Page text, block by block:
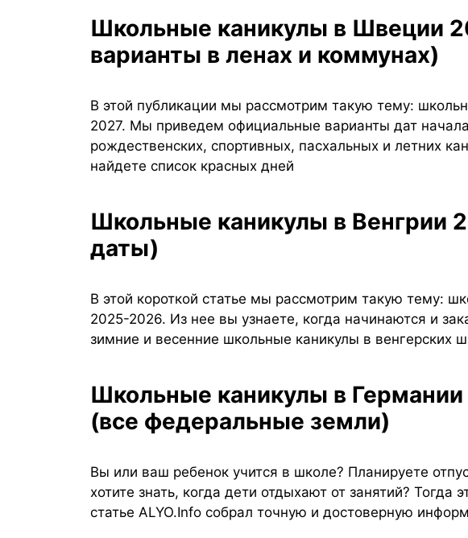
Школьные каникулы в Швеции 2026-2027 (все
варианты в ленах и коммунах)
В этой публикации мы рассмотрим такую тему:
2027. Мы приведем официальные варианты дат
рождественских, спортивных, пасхальных и летних
найдете список красных дней
Школьные каникулы в Венгрии 2025-2026 (точные
даты)
В этой короткой статье мы рассмотрим такую тему:
2025-2026. Из нее вы узнаете, когда начинаются и
зимние и весенние школьные каникулы в венгерских
Школьные каникулы в Германии 2025-2026-2027
(все федеральные земли)
Вы или ваш ребенок учится в школе? Планируете
хотите знать, когда дети отдыхают от занятий? Тогда
статье ALYO.Info собрал точную и достоверную